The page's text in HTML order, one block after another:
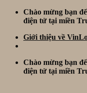
Skip
Chào mừng bạn
điện tử tại miền
Giới thiệu về
Chào mừng bạn
điện tử tại miền